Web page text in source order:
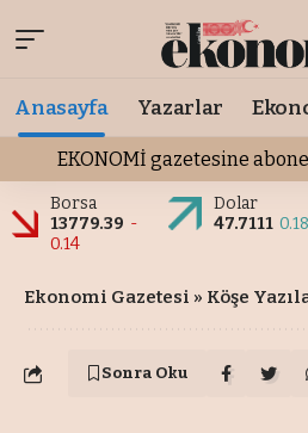
Anasayfa Yazarlar
EKONOMİ gazetesine
Borsa
13779.39 -
0.14
Dolar
47.7111 0.18
Ekonomi Gazetesi » Köşe
Sonra Oku